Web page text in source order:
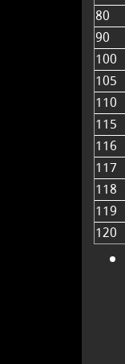
80
90
100
105
110
115
116
117
118
119
120